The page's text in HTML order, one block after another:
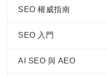
SEO 權威指南
SEO 是什麼？2026 企
第一章｜SEO 與 AEO
SEO 入門
為什麼沒有 SEO 的網
AI SEO 與 AEO